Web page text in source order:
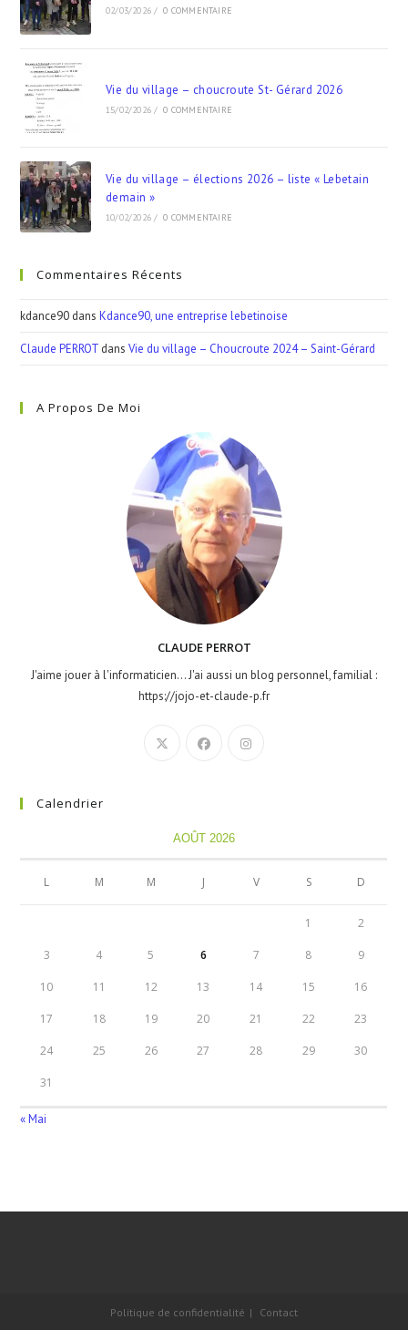
02/03/2026 / 0 COMMENTAIRE
Vie du village – choucroute St- Gérard 2026
15/02/2026 / 0 COMMENTAIRE
Vie du village – élections 2026 – liste « Lebetain
demain »
10/02/2026 / 0 COMMENTAIRE
Commentaires Récents
kdance90 dansKdance90, une entreprise lebetinoise
Claude PERROT dansVie du village – Choucroute 2024 – Saint-Gérard
A Propos De Moi
CLAUDE PERROT
J'aime jouer à l'informaticien... J'ai aussi un blog personnel, familial :
https://jojo-et-claude-p.fr
Calendrier
AOÛT 2026
L M M J V S D
1 2
3 4 5 6 7 8 9
10 11 12 13 14 15 16
17 18 19 20 21 22 23
24 25 26 27 28 29 30
31
« Mai
Politique de confidentialité Contact